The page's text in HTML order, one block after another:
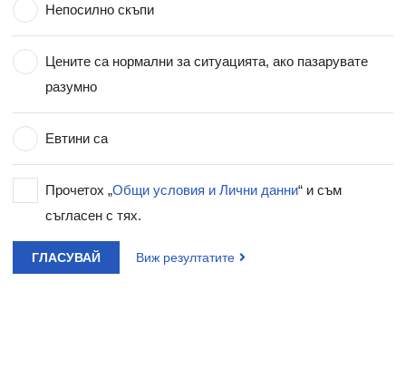
Непосилно скъпи
Цените са нормални за ситуацията, ако пазарувате
разумно
Евтини са
Прочетох „Общи условия и Лични данни“ и съм
съгласен с тях.
ГЛАСУВАЙ Виж резултатите